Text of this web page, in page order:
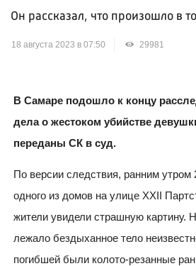
Он рассказал, что произошло в
18 августа 2023 в 07:50 29981
В Самаре подошло к концу
дела о жестоком убийстве
переданы СК в суд.
По версии следствия, ранним утром
одного из домов на улице XXII
жители увидели страшную картину.
лежало бездыханное тело
погибшей были колото-резанные